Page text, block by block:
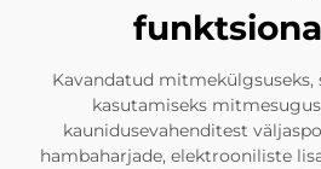
Kavandatud
kasutamiseks
kaunidusevahenditest
hambaharjade, elektrooniliste